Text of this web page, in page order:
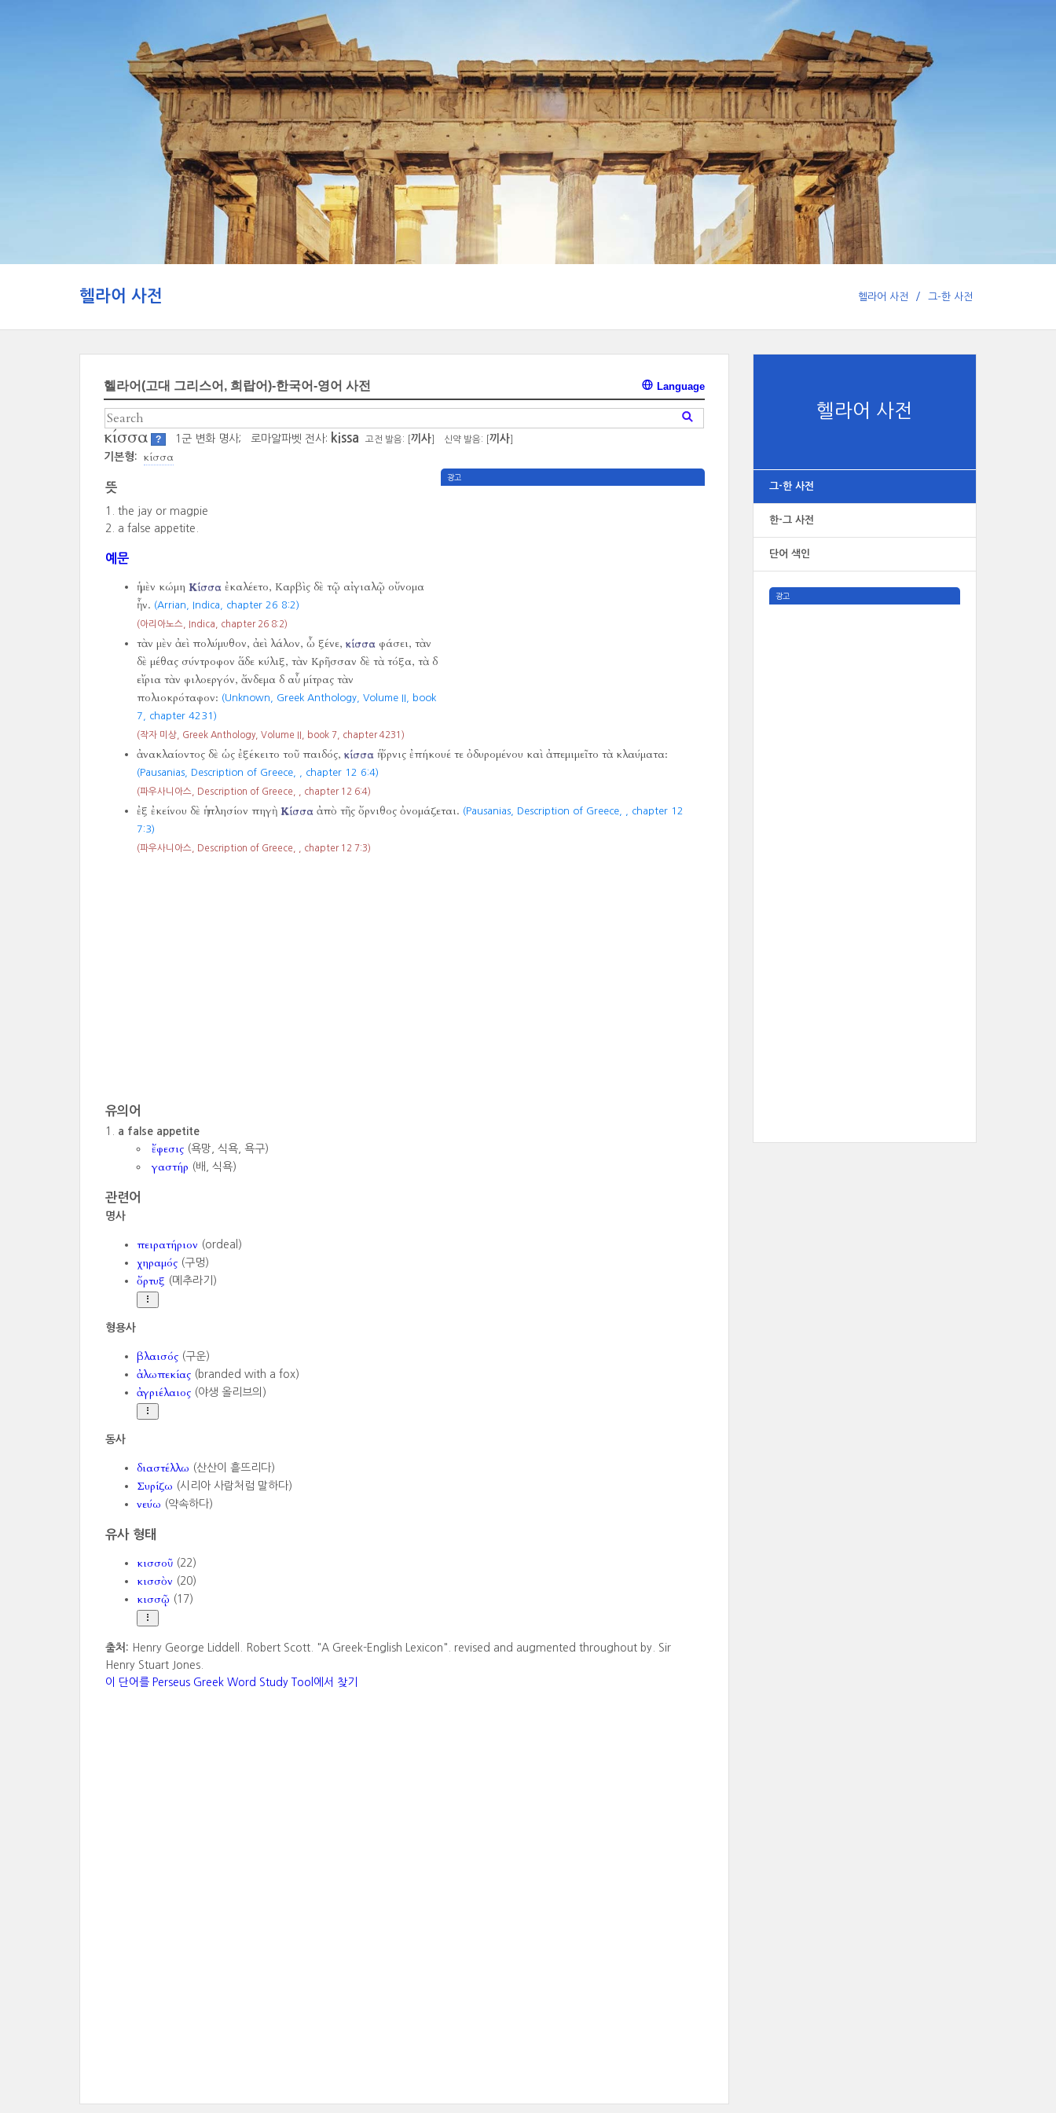
헬라어 사전 헬라어 사전 그-한 사전
헬라어 사전
그-한 사전
한-그 사전
단어 색인
광고
헬라어(고대 그리스어, 희랍어)-한국어-영어 사전 Language
κίσσα ? 1군 변화 명사; 로마알파벳 전사: kissa 고전 발음: [ 끼사] 신약 발음: [ 끼사]
기본형: κίσσα
광고
뜻
the jay or magpie
a false appetite.
예문
ἡ μὲν κώμη Κίσσα ἐκαλέετο, Καρβὶς δὲ τῷ αἰγιαλῷ οὔνομα
ἦν. (Arrian, Indica, chapter 26 8:2)
(아리아노스, Indica, chapter 26 8:2)
τὰν μὲν ἀεὶ πολύμυθον, ἀεὶ λάλον, ὦ ξένε, κίσσα φάσει, τὰν
δὲ μέθας σύντροφον ἅδε κύλιξ, τὰν Κρῆσσαν δὲ τὰ τόξα, τὰ δ
εἴρια τὰν φιλοεργόν, ἄνδεμα δ αὖ μίτρας τὰν
πολιοκρόταφον: (Unknown, Greek Anthology, Volume II, book
7, chapter 4231)
(작자 미상, Greek Anthology, Volume II, book 7, chapter 4231)
ἀνακλαίοντος δὲ ὡς ἐξέκειτο τοῦ παιδός, κίσσα ἡ ὄρνις ἐπήκουέ τε ὀδυρομένου καὶ ἀπεμιμεῖτο τὰ κλαύματα:
(Pausanias, Description of Greece, , chapter 12 6:4)
(파우사니아스, Description of Greece, , chapter 12 6:4)
ἐξ ἐκείνου δὲ ἡ πλησίον πηγὴ Κίσσα ἀπὸ τῆς ὄρνιθος ὀνομάζεται. (Pausanias, Description of Greece,
, chapter 12
7:3)
(파우사니아스, Description of Greece, , chapter 12 7:3)
유의어
a false appetite
ἔφεσις(욕망, 식욕, 욕구)
γαστήρ (배, 식욕)
관련어
명사
πειρατήριον (ordeal)
χηραμός(구멍)
ὄρτυξ (메추라기)
형용사
βλαισός(구운)
ἀλωπεκίας(branded with a fox)
ἀγριέλαιος(야생 올리브의)
동사
διαστέλλω (산산이 흩뜨리다)
Συρίζω (시리아 사람처럼 말하다)
νεύω (약속하다)
유사 형태
κισσοῦ(22)
κισσὸν (20)
κισσῷ (17)
출처: Henry George Liddell. Robert Scott. "A Greek-English Lexicon". revised and augmented throughout by. Sir
Henry Stuart Jones.
이 단어를 Perseus Greek Word Study Tool에서 찾기